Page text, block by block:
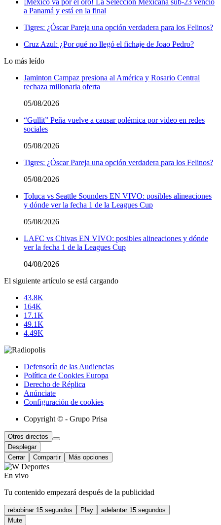
¡México va por el oro! La Selección Mexicana sub-23 venció
a Panamá y está en la final
Tigres: ¿Óscar Pareja una opción verdadera para los Felinos?
Cruz Azul: ¿Por qué no llegó el fichaje de Joao Pedro?
Lo más leído
Jaminton Campaz presiona al América y Rosario Central
rechaza millonaria oferta
05/08/2026
“Gullit” Peña vuelve a causar polémica por video en redes
sociales
05/08/2026
Tigres: ¿Óscar Pareja una opción verdadera para los Felinos?
05/08/2026
Toluca vs Seattle Sounders EN VIVO: posibles alineaciones
y dónde ver la fecha 1 de la Leagues Cup
05/08/2026
LAFC vs Chivas EN VIVO: posibles alineaciones y dónde
ver la fecha 1 de la Leagues Cup
04/08/2026
El siguiente artículo se está cargando
43.8K
164K
17.1K
49.1K
4.49K
Defensoría de las Audiencias
Política de Cookies Europa
Derecho de Réplica
Anúnciate
Configuración de cookies
Copyright © - Grupo Prisa
Otros directos
Desplegar
Cerrar
Compartir Más opciones
En vivo
Tu contenido empezará después de la publicidad
rebobinar 15 segundos Play
adelantar 15 segundos
Mute